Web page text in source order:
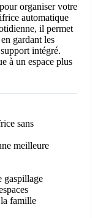
organiser votre
automatique
il permet
gardant les
intégré.
à un espace plus
sans
meilleure
gaspillage
famille